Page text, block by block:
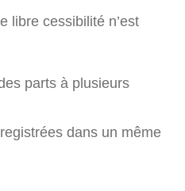
libre cessibilité n’est
parts à plusieurs
dans un même